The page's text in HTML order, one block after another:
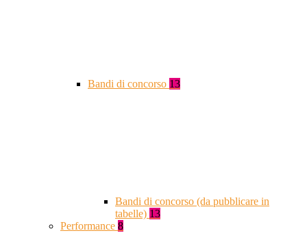
Bandi di concorso 13
Bandi di concorso (da pubblicare in
tabelle) 13
Performance 8